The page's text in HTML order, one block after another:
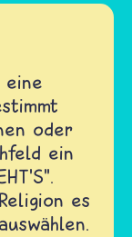
oder
ein
es